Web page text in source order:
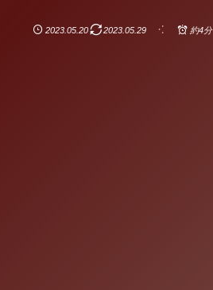
2023.05.20 2023.05.29 約4分